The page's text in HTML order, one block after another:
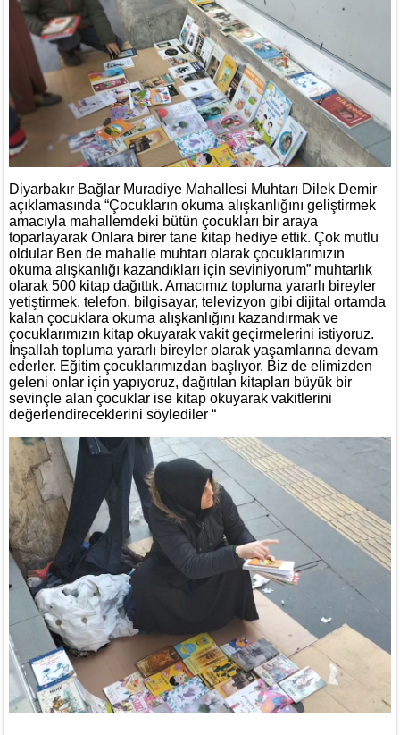
Diyarbakır Bağlar Muradiye Mahallesi Muhtarı Dilek Demir
açıklamasında “Çocukların okuma alışkanlığını geliştirmek
amacıyla mahallemdeki bütün çocukları bir araya
toparlayarak Onlara birer tane kitap hediye ettik. Çok mutlu
oldular Ben de mahalle muhtarı olarak çocuklarımızın
okuma alışkanlığı kazandıkları için seviniyorum” muhtarlık
olarak 500 kitap dağıttık. Amacımız topluma yararlı bireyler
yetiştirmek, telefon, bilgisayar, televizyon gibi dijital ortamda
kalan çocuklara okuma alışkanlığını kazandırmak ve
çocuklarımızın kitap okuyarak vakit geçirmelerini istiyoruz.
İnşallah topluma yararlı bireyler olarak yaşamlarına devam
ederler. Eğitim çocuklarımızdan başlıyor. Biz de elimizden
geleni onlar için yapıyoruz, dağıtılan kitapları büyük bir
sevinçle alan çocuklar ise kitap okuyarak vakitlerini
değerlendireceklerini söylediler “